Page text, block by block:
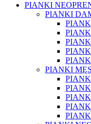
PIANKI
PIANKI
PIANKI